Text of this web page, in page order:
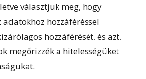
választjuk meg, hogy
hozzáféréssel
hozzáférését, és azt,
megőrizzék a hitelességüket